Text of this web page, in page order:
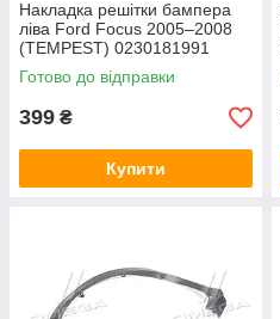
Накладка решітки бампера
ліва Ford Focus 2005–2008
(TEMPEST) 0230181991
Готово до відправки
399 ₴
Купити